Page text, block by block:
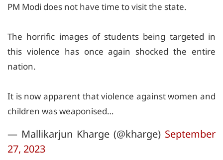
PM Modi does not have time to visit the state.
The horrific images of students being targeted in
this violence has once again shocked the entire
nation.
It is now apparent that violence against women and
children was weaponised…
— Mallikarjun Kharge (@kharge) September
27, 2023